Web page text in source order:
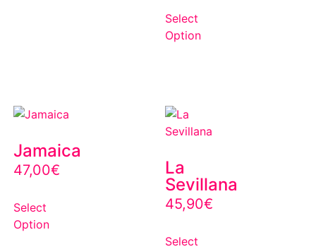
Select
Option
Jamaica
47,00€
Select
Option
La
Sevillana
45,90€
Select